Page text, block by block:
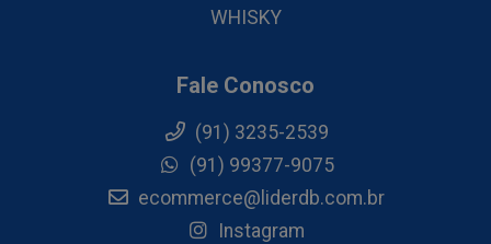
WHISKY
Fale Conosco
(91) 3235-2539
(91) 99377-9075
ecommerce@liderdb.com.br
Instagram